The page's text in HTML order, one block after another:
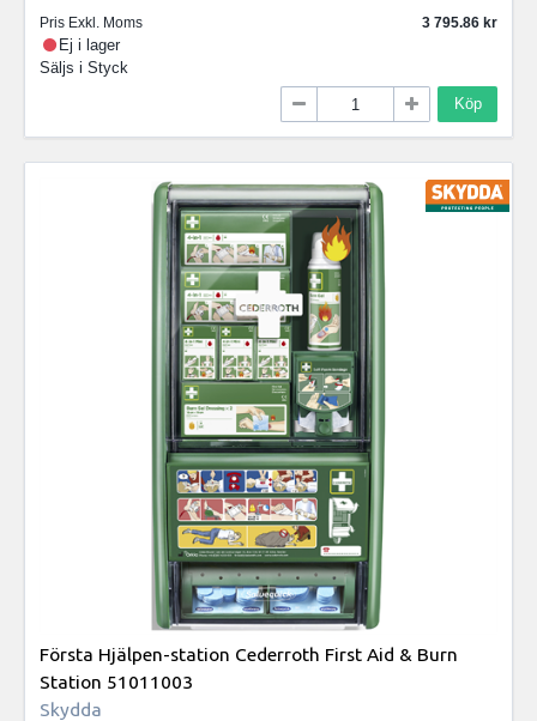
Pris Exkl. Moms
3 795.86
Ej i lager
Säljs i Styck
Köp
Första Hjälpen-station Cederroth First Aid & Burn
Station 51011003
Skydda